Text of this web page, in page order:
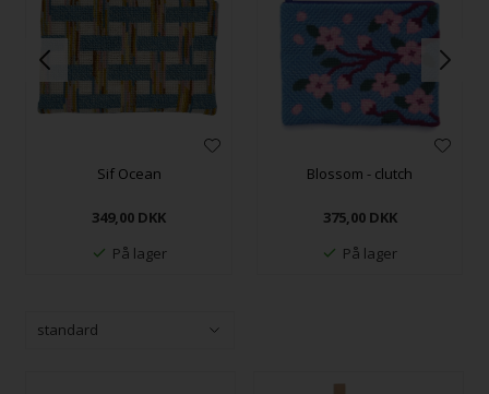
Sif Ocean
349,00 DKK
På lager
Blossom - clutch
375,00 DKK
På lager